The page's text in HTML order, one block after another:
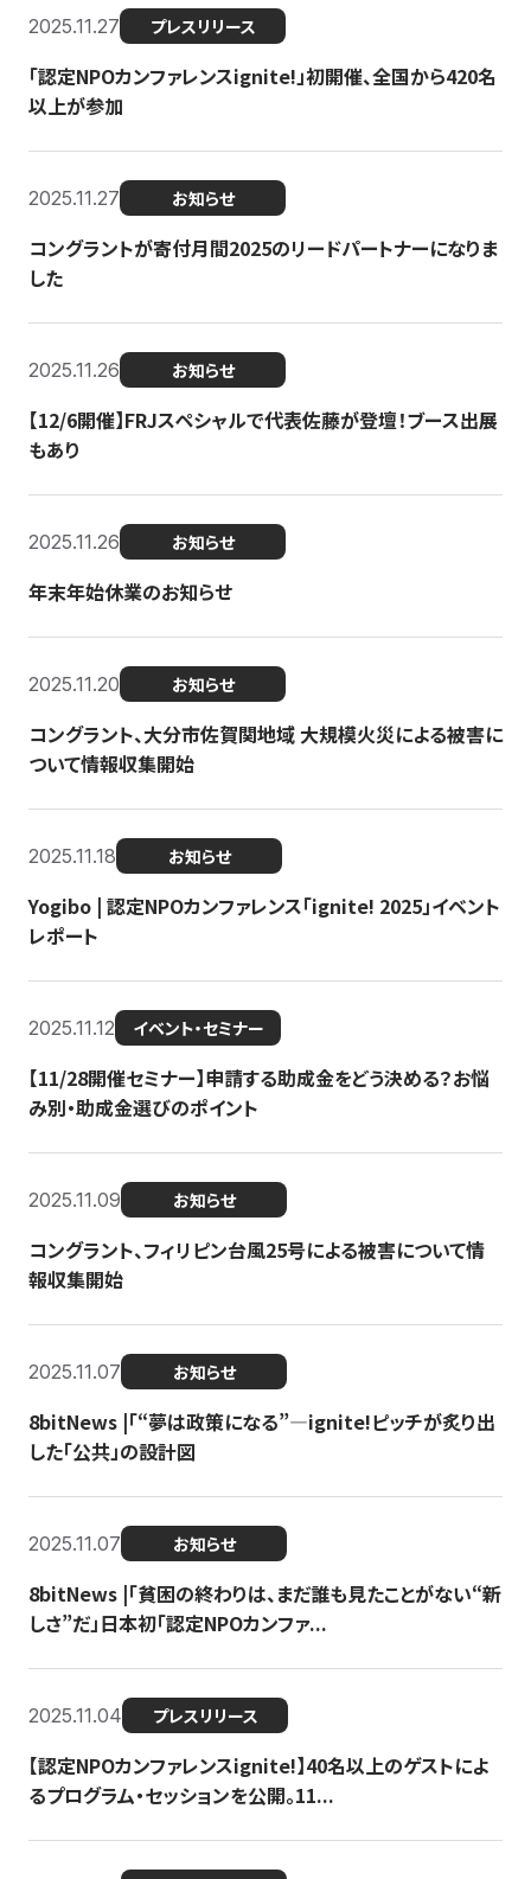
2025.11.27 プレスリリース
「認定NPOカンファレンスignite!」初開催、全国から420名
以上が参加
2025.11.27 お知らせ
コングラントが寄付月間2025のリードパートナーになりま
した
2025.11.26 お知らせ
【12/6開催】FRJスペシャルで代表佐藤が登壇！ブース出展
もあり
2025.11.26 お知らせ
年末年始休業のお知らせ
2025.11.20 お知らせ
コングラント、大分市佐賀関地域 大規模火災による被害に
ついて情報収集開始
2025.11.18 お知らせ
Yogibo | 認定NPOカンファレンス「ignite! 2025」イベント
レポート
2025.11.12 イベント・セミナー
【11/28開催セミナー】申請する助成金をどう決める？お悩
み別・助成金選びのポイント
2025.11.09 お知らせ
コングラント、フィリピン台風25号による被害について情
報収集開始
2025.11.07 お知らせ
8bitNews |「“夢は政策になる”—ignite!ピッチが炙り出
した「公共」の設計図
2025.11.07 お知らせ
8bitNews |「貧困の終わりは、まだ誰も見たことがない“新
しさ”だ」日本初「認定NPOカンファ...
2025.11.04 プレスリリース
【認定NPOカンファレンスignite!】40名以上のゲストによ
るプログラム・セッションを公開。11...